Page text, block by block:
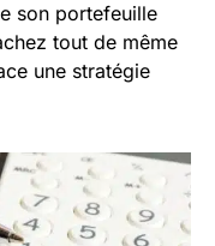
son portefeuille
tout de même
une stratégie